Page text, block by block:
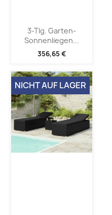
3-Tlg. Garten-
Sonnenliegen...
356,65 €
NICHT AUF LAGER